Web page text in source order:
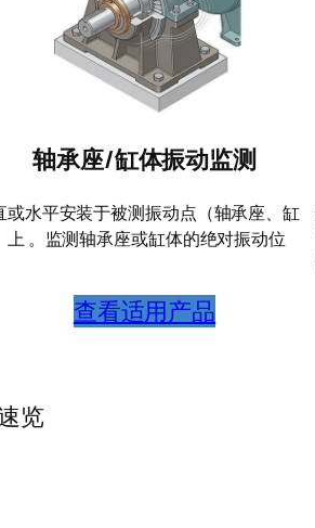
轴承座/缸体振动监测
或水平安装于被测振动点（轴承座、缸
上 。监测轴承座或缸体的绝对振动位
查看适用产品
览